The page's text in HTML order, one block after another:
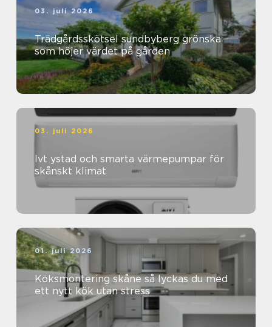
03. juli 2026
Trädgårdsskötsel sundbyberg grönska
som höjer värdet på gården
03. juli 2026
Ivt ystad och smarta värmepumpar för
skånskt klimat
01. juli 2026
Köksmontering skåne så lyckas du med
ett nytt kök utan stress